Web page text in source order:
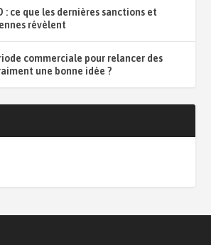
: ce que les dernières sanctions et
révèlent
commerciale pour relancer des
une bonne idée ?